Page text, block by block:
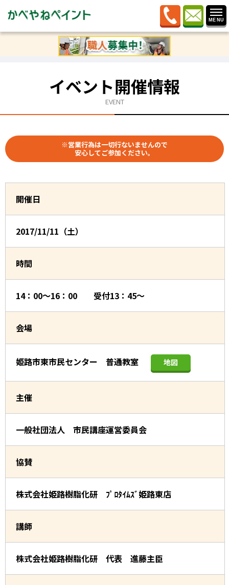
イベント情報»市民講座 １１月 姫路市屋根
外壁 塗替えセミナー（第130回）
イベント開催情報
EVENT
※営業行為は一切行ないませんので
安心してご参加ください。
開催日
2017/11/11（土）
時間
14：00～16：00 受付13：45～
会場
姫路市東市民センター 普通教室 地図
主催
一般社団法人 市民講座運営委員会
協賛
株式会社姫路樹脂化研 ﾌﾟﾛﾀｲﾑｽﾞ姫路東店
講師
株式会社姫路樹脂化研 代表 進藤主臣